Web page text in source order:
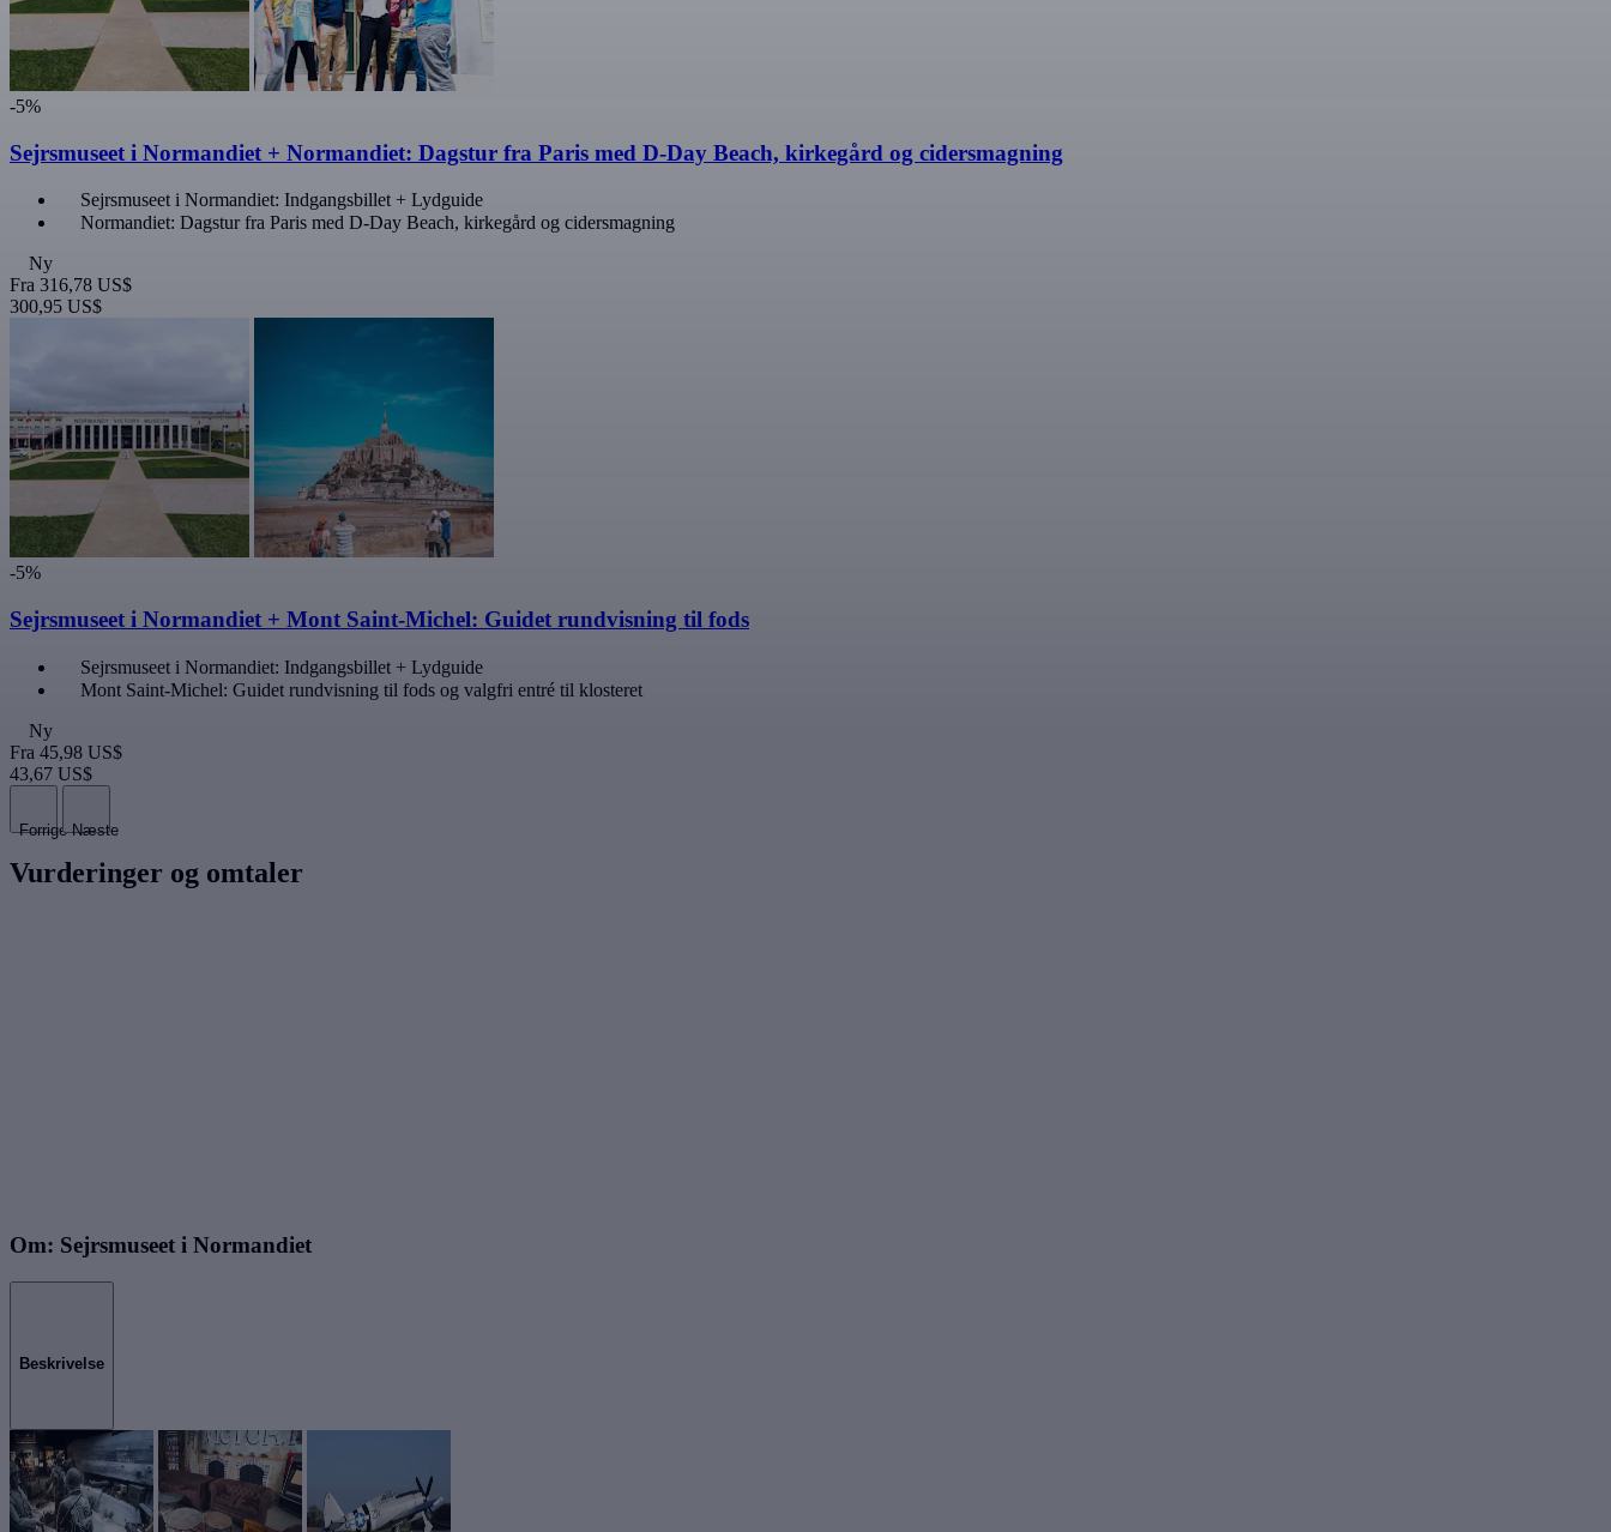
-5%
Sejrsmuseet i Normandiet + Normandiet: Dagstur fra Paris med D-Day Beach, kirkegård og cidersmagning
Sejrsmuseet i Normandiet: Indgangsbillet + Lydguide
Normandiet: Dagstur fra Paris med D-Day Beach, kirkegård og cidersmagning
Ny
Fra 316,78 US$
300,95 US$
-5%
Sejrsmuseet i Normandiet + Mont Saint-Michel: Guidet rundvisning til fods
Sejrsmuseet i Normandiet: Indgangsbillet + Lydguide
Mont Saint-Michel: Guidet rundvisning til fods og valgfri entré til klosteret
Ny
Fra 45,98 US$
43,67 US$
Forrige Næste
Vurderinger og omtaler
Om: Sejrsmuseet i Normandiet
Beskrivelse